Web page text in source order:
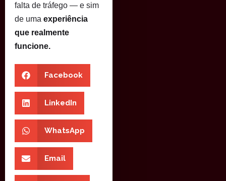
falta de tráfego — e sim
de uma experiência
que realmente
funcione.
Facebook
LinkedIn
WhatsApp
Email